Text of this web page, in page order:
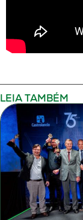
LEIA TAMBÉM